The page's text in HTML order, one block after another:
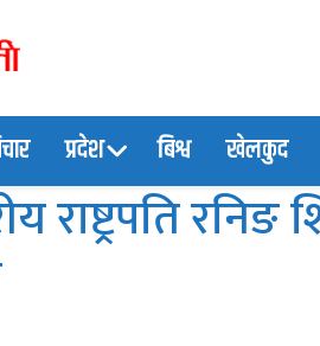
प्रदेश बिश्व खेलकुद
राष्ट्रपति